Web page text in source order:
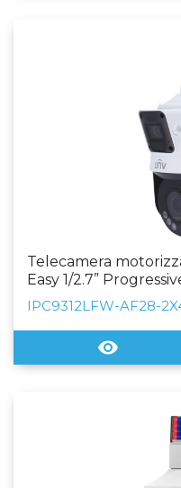
Telecamera
Easy 1/2.7”
2.8~12mm (4X) | IR
WEB, Software CMS,
IPC9312LFW-AF28-